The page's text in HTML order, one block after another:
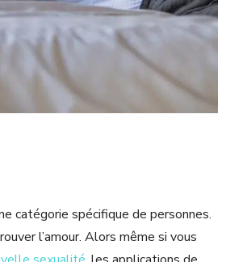
catégorie spécifique de personnes.
l’amour. Alors même si vous